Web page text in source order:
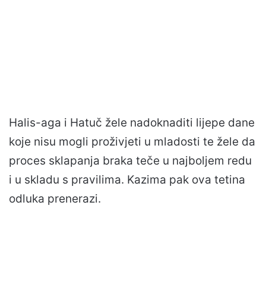
Halis-aga i Hatuč žele nadoknaditi lijepe dane
koje nisu mogli proživjeti u mladosti te žele da
proces sklapanja braka teče u najboljem redu
i u skladu s pravilima. Kazima pak ova tetina
odluka prenerazi.